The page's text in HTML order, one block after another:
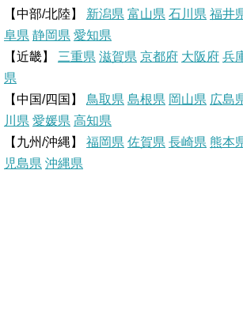
s
t
k
【中部/北陸】 新潟県 富山県 石川県 福井
阜県 静岡県 愛知県
【近畿】 三重県 滋賀県 京都府 大阪府 兵
県
【中国/四国】 鳥取県 島根県 岡山県 広島
川県 愛媛県 高知県
【九州/沖縄】 福岡県 佐賀県 長崎県 熊本
児島県 沖縄県